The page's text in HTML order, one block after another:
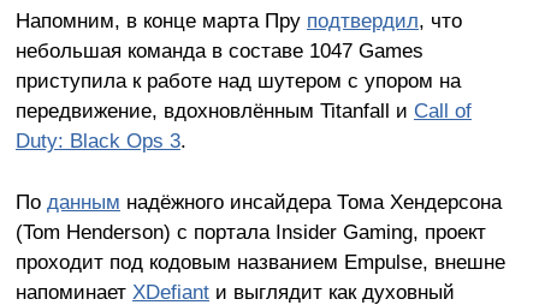
Напомним, в конце марта Пру подтвердил, что
небольшая команда в составе 1047 Games
приступила к работе над шутером с упором на
передвижение, вдохновлённым Titanfall и Call of
Duty: Black Ops 3.
По данным надёжного инсайдера Тома Хендерсона
(Tom Henderson) с портала Insider Gaming, проект
проходит под кодовым названием Empulse, внешне
напоминает XDefiantи выглядит как духовный